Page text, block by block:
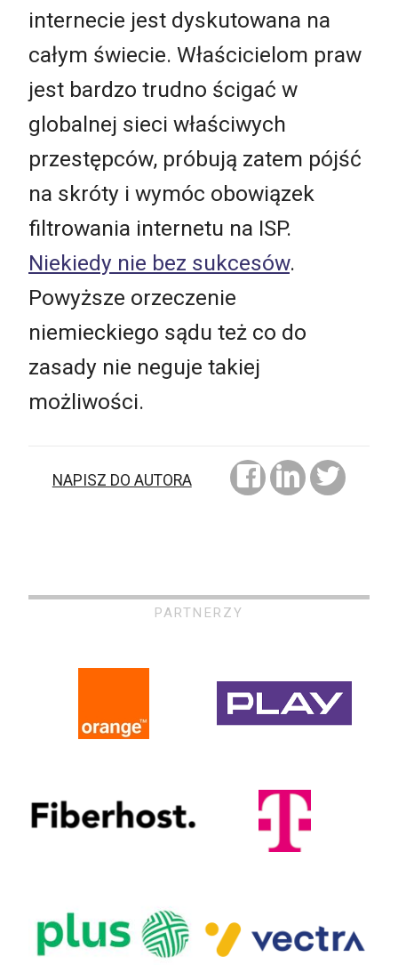
internecie jest dyskutowana na
całym świecie. Właścicielom praw
jest bardzo trudno ścigać w
globalnej sieci właściwych
przestępców, próbują zatem pójść
na skróty i wymóc obowiązek
filtrowania internetu na ISP.
Niekiedy nie bez sukcesów.
Powyższe orzeczenie
niemieckiego sądu też co do
zasady nie neguje takiej
możliwości.
NAPISZ DO AUTORA
PARTNERZY